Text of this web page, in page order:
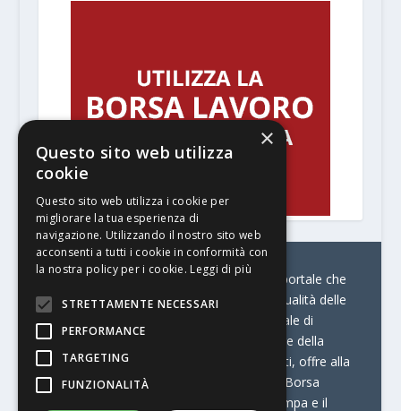
© Stratego Group –stampamedia.net è il portale che
racconta le innovazioni tecnologiche e l’attualità delle
aziende di stampa e di converting. È il portale di
riferimento per chi opera in Italia nel settore della
comunicazione stampata. Oltre ai contenuti, offre alla
propria community diversi servizi come:
la Borsa
Lavoro, la Print Connection, i Big della Stampa e il
×
Questo sito web utilizza
cookie
Questo sito web utilizza i cookie per
migliorare la tua esperienza di
navigazione. Utilizzando il nostro sito web
acconsenti a tutti i cookie in conformità con
la nostra policy per i cookie. Leggi di più
STRETTAMENTE NECESSARI
PERFORMANCE
TARGETING
FUNZIONALITÀ